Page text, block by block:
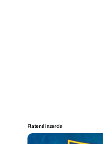
Platená inzercia